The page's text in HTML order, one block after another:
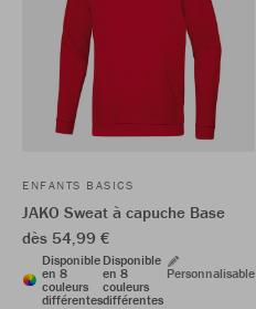
ENFANTS BASICS
JAKO Sweat à capuche Base
dès 54,99 €
Disponible
en 8
couleurs
différentes
Disponible
en 8
couleurs
différentes
Personnalisable